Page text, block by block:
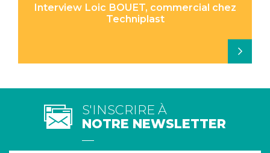
Interview Loic BOUET, commercial chez
Techniplast
S'INSCRIRE À
NOTRE NEWSLETTER